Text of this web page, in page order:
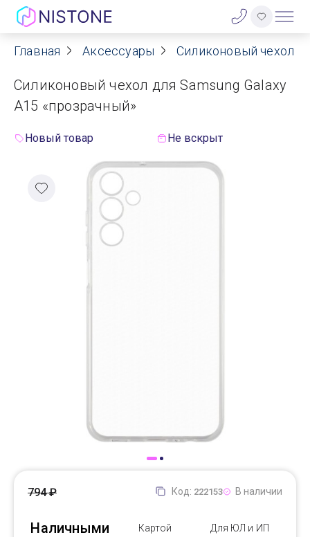
Акции
О нас
Договор оферты
Реквизиты
Контакты
Главная Аксессуары Силиконовый чехол
Силиконовый чехол для Samsung Galaxy
A15 «прозрачный»
Новый товар Не вскрыт
Код: 222153 В наличии
Наличными Картой Для ЮЛ и ИП
794 ₽